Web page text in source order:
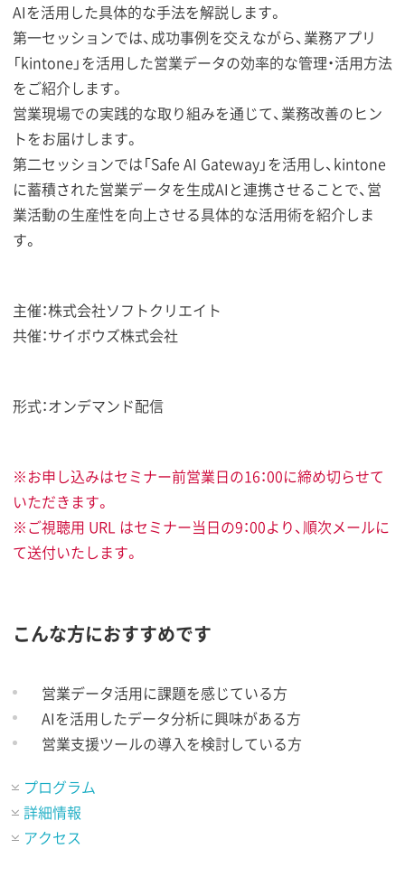
AIを活用した具体的な手法を解説します。
第一セッションでは、成功事例を交えながら、業務アプリ
「kintone」を活用した営業データの効率的な管理・活用方法
をご紹介します。
営業現場での実践的な取り組みを通じて、業務改善のヒン
トをお届けします。
第二セッションでは「Safe AI Gateway」を活用し、kintone
に蓄積された営業データを生成AIと連携させることで、営
業活動の生産性を向上させる具体的な活用術を紹介しま
す。
主催：株式会社ソフトクリエイト
共催：サイボウズ株式会社
形式：オンデマンド配信
※お申し込みはセミナー前営業日の16：00に締め切らせて
いただきます。
※ご視聴用 URL はセミナー当日の9：00より、順次メールに
て送付いたします。
こんな方におすすめです
営業データ活用に課題を感じている方
AIを活用したデータ分析に興味がある方
営業支援ツールの導入を検討している方
プログラム
詳細情報
アクセス